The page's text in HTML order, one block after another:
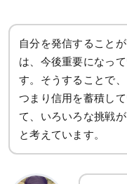
自分を発信すること
は、今後重要になっ
す。そうすることで
つまり信用を蓄積し
て、いろいろな挑戦
と考えています。